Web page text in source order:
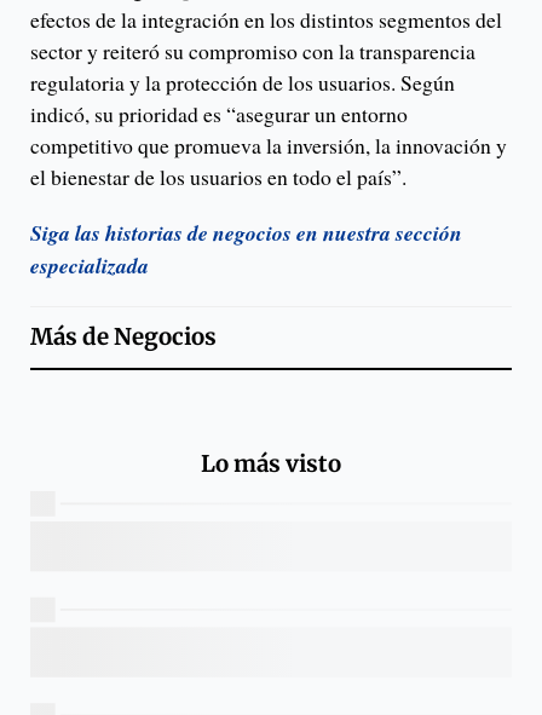
efectos de la integración en los distintos segmentos del
sector y reiteró su compromiso con la transparencia
regulatoria y la protección de los usuarios. Según
indicó, su prioridad es “asegurar un entorno
competitivo que promueva la inversión, la innovación y
el bienestar de los usuarios en todo el país”.
Siga las historias de negocios en nuestra sección
especializada
Más deNegocios
Lo más visto